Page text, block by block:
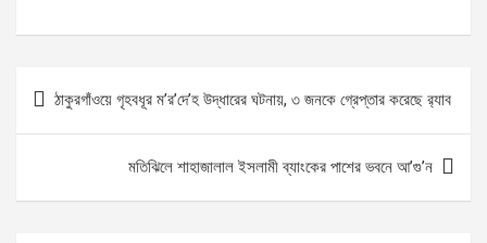
ce
b
o
st
d
o
ail ar
e
navigation
ঠাকুরগাঁওয়ে গৃহবধূর ম’র’দে’হ উদ্ধারের ঘটনায়, ৩ জনকে গ্রেপ্তার করেছে র‍্যাব
মতিঝিলে শাহাজালাল ইসলামী ব্যাংকের পাশের ভবনে আ’গু’ন